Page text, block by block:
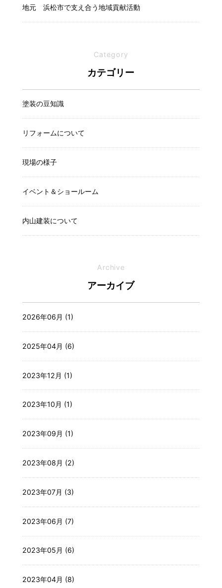
地元 浜松市で支え合う地域貢献活動
Category
カテゴリー
塗装の豆知識
リフォームについて
現場の様子
イベント＆ショールーム
内山建装について
Archive
アーカイブ
2026年06月 (1)
2025年04月 (6)
2023年12月 (1)
2023年10月 (1)
2023年09月 (1)
2023年08月 (2)
2023年07月 (3)
2023年06月 (7)
2023年05月 (6)
2023年04月 (8)